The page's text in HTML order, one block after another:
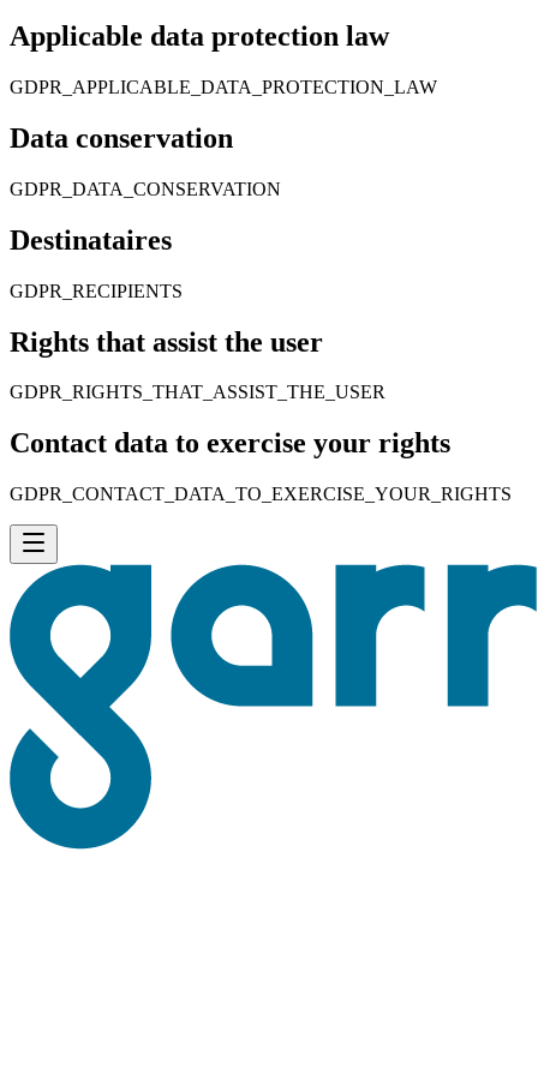
Applicable data protection law
GDPR_APPLICABLE_DATA_PROTECTION_LAW
Data conservation
GDPR_DATA_CONSERVATION
Destinataires
GDPR_RECIPIENTS
Rights that assist the user
GDPR_RIGHTS_THAT_ASSIST_THE_USER
Contact data to exercise your rights
GDPR_CONTACT_DATA_TO_EXERCISE_YOUR_RIGHTS